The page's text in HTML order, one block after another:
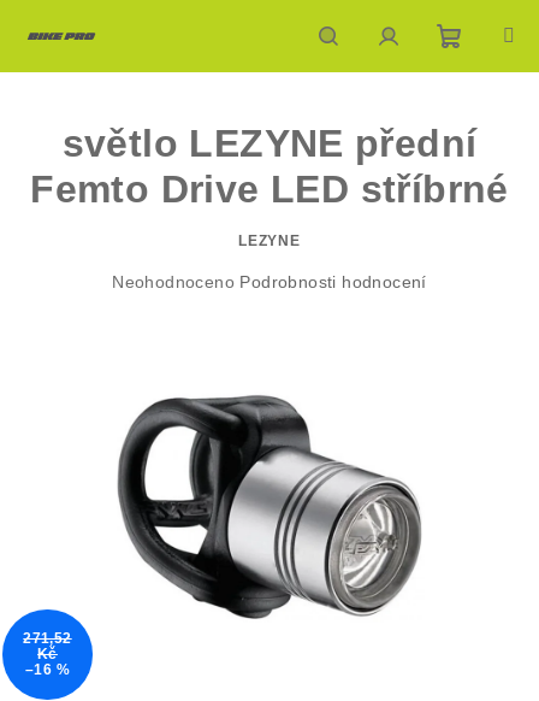
HledatPřihlášeníNákupní
košík
světlo LEZYNE přední
Femto Drive LED stříbrné
LEZYNE
Průměrné
hvězdiček.
Neohodnoceno Podrobnosti hodnocení
271,52
Kč
–16 %